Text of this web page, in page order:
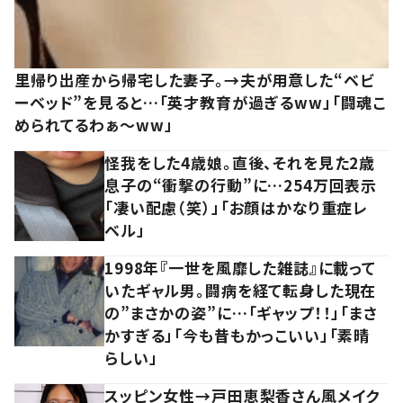
里帰り出産から帰宅した妻子。→夫が用意した“ベビ
ーベッド”を見ると…「英才教育が過ぎるww」「闘魂こ
められてるわぁ～ww」
怪我をした4歳娘。直後、それを見た2歳
息子の“衝撃の行動”に…254万回表示
「凄い配慮（笑）」「お顔はかなり重症レ
ベル」
1998年『一世を風靡した雑誌』に載って
いたギャル男。闘病を経て転身した現在
の”まさかの姿”に…「ギャップ！！」「まさ
かすぎる」「今も昔もかっこいい」「素晴
らしい」
スッピン女性→戸田恵梨香さん風メイク